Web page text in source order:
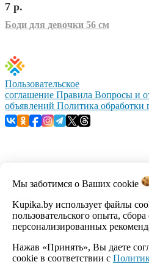
7 р.
Боди для девочки 56 см
Мы заботимся о Ваших cookie
Kupika.by использует файлы
пользовательского опыта,
персонализированных
Нажав «Принять», Вы даете
cookie в соответствии с
Пользовательское
соглашение Правила Вопросы и
объявлений Политика обработки
© 1999–2026, ООО «Открытый
Республика Беларусь, г.Минск,
Настройка cookie